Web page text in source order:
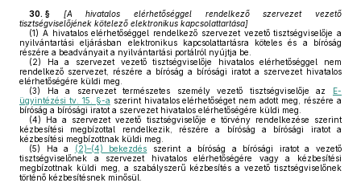
30. § [A hivatalos elérhetőséggel rendelkező szervezet vezető
tisztségviselőjének kötelező elektronikus kapcsolattartása]
(1) A hivatalos elérhetőséggel rendelkező szervezet vezető tisztségviselője a
nyilvántartási eljárásban elektronikus kapcsolattartásra köteles és a bíróság
részére a beadványait a nyilvántartási portálról nyújtja be.
(2) Ha a szervezet vezető tisztségviselője hivatalos elérhetőséggel nem
rendelkező szervezet, részére a bíróság a bírósági iratot a szervezet hivatalos
elérhetőségére küldi meg.
(3) Ha a szervezet természetes személy vezető tisztségviselője az E-
ügyintézési tv. 15. §-a szerint hivatalos elérhetőséget nem adott meg, részére a
bíróság a bírósági iratot a szervezet hivatalos elérhetőségére küldi meg.
(4) Ha a szervezet vezető tisztségviselője e törvény rendelkezése szerint
kézbesítési megbízottal rendelkezik, részére a bíróság a bírósági iratot a
kézbesítési megbízottnak küldi meg.
(5) Ha a (2)–(4) bekezdés szerint a bíróság a bírósági iratot a vezető
tisztségviselőnek a szervezet hivatalos elérhetőségére vagy a kézbesítési
megbízottnak küldi meg, a szabályszerű kézbesítés a vezető tisztségviselőnek
történő kézbesítésnek minősül.